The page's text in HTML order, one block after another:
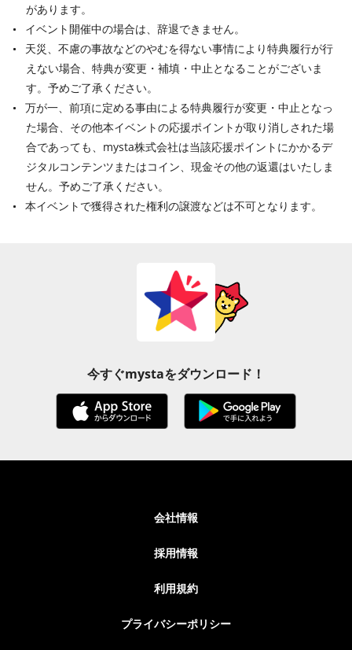
があります。
イベント開催中の場合は、辞退できません。
天災、不慮の事故などのやむを得ない事情により特典履行が行
えない場合、特典が変更・補填・中止となることがございま
す。予めご了承ください。
万が一、前項に定める事由による特典履行が変更・中止となっ
た場合、その他本イベントの応援ポイントが取り消しされた場
合であっても、mysta株式会社は当該応援ポイントにかかるデ
ジタルコンテンツまたはコイン、現金その他の返還はいたしま
せん。予めご了承ください。
本イベントで獲得された権利の譲渡などは不可となります。
今すぐmystaをダウンロード！
会社情報
採用情報
利用規約
プライバシーポリシー